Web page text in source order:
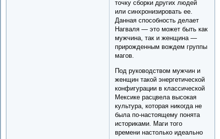
точку сборки других людей
или синхронизировать ее.
Данная способность делает
Нагваля — это может быть как
мужчина, так и женщина —
прирожденным вождем группы
магов.
Под руководством мужчин и
женщин такой энергетической
конфигурации в классической
Мексике расцвела высокая
культура, которая никогда не
была по-настоящему понята
историками. Маги того
времени настолько идеально